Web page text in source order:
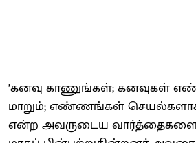
’கனவு காணுங்கள்; கனவுகள்
மாறும்; எண்ணங்கள் செயல்களாக
என்ற அவருடைய வார்த்தைகளைத்